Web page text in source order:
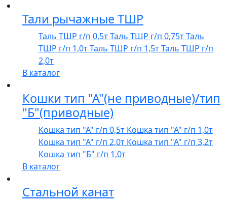
Тали рычажные ТШР
Таль ТШР г/п 0,5тТаль ТШР г/п 0,75тТаль
ТШР г/п 1,0тТаль ТШР г/п 1,5тТаль ТШР г/п
2,0т
В каталог
Кошки тип "А"(не приводные)/тип
"Б"(приводные)
Кошка тип "А" г/п 0,5т Кошка тип "А" г/п 1,0т
Кошка тип "А" г/п 2,0т Кошка тип "А" г/п 3,2т
Кошка тип "Б" г/п 1,0т
В каталог
Стальной канат